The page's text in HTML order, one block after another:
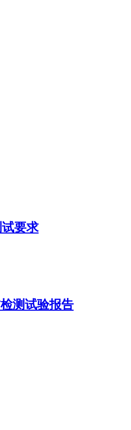
试要求
测试验报告